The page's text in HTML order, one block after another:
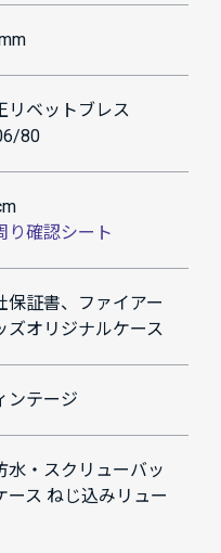
リベットブレス
80
り確認シート
保証書、ファイアー
ズオリジナルケース
ンテージ
水・スクリューバッ
ース ねじ込みリュー